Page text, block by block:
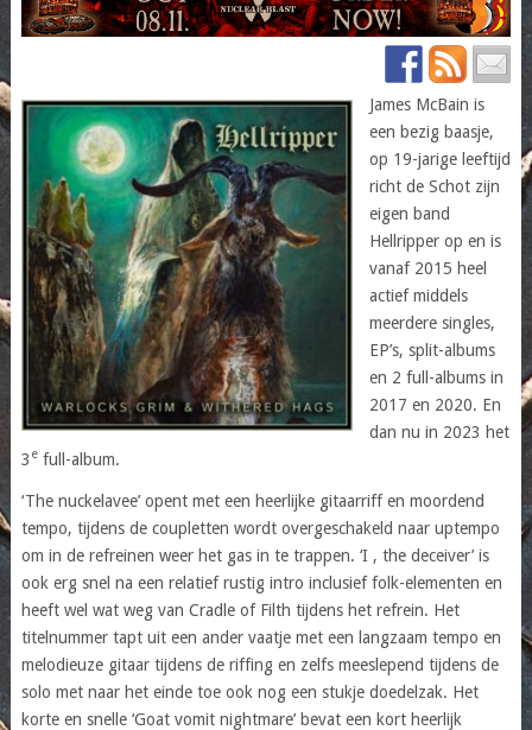
James McBain is
een bezig baasje,
op 19-jarige leeftijd
richt de Schot zijn
eigen band
Hellripper op en is
vanaf 2015 heel
actief middels
meerdere singles,
EP’s, split-albums
en 2 full-albums in
2017 en 2020. En
dan nu in 2023 het
3 efull-album.
‘The nuckelavee’ opent met een heerlijke gitaarriff en moordend
tempo, tijdens de coupletten wordt overgeschakeld naar uptempo
om in de refreinen weer het gas in te trappen. ‘I , the deceiver’ is
ook erg snel na een relatief rustig intro inclusief folk-elementen en
heeft wel wat weg van Cradle of Filth tijdens het refrein. Het
titelnummer tapt uit een ander vaatje met een langzaam tempo en
melodieuze gitaar tijdens de riffing en zelfs meeslepend tijdens de
solo met naar het einde toe ook nog een stukje doedelzak. Het
korte en snelle ‘Goat vomit nightmare’ bevat een kort heerlijk